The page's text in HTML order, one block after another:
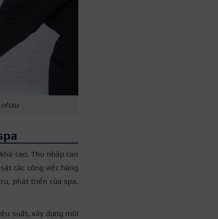
cao. Thu nhập cao
các công việc hàng
phát triển của spa.
suất, xây dựng môi